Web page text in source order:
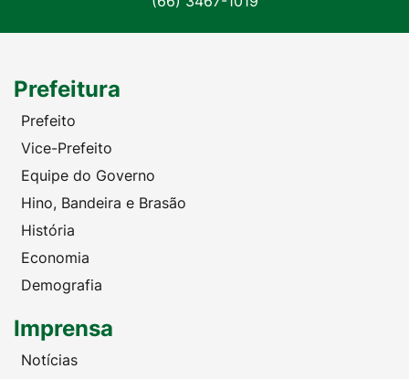
Prefeitura
Prefeito
Vice-Prefeito
Equipe do Governo
Hino, Bandeira e Brasão
História
Economia
Demografia
Imprensa
Notícias